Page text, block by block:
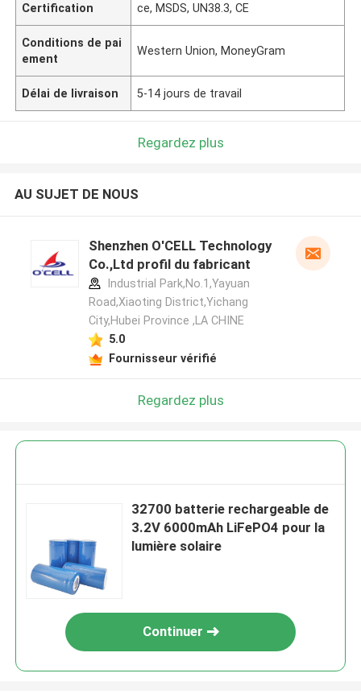
Certification ce, MSDS, UN38.3, CE
Conditions de pai
ement
Western Union, MoneyGram
Délai de livraison 5-14 jours de travail
Regardez plus
AU SUJET DE NOUS
Shenzhen O'CELL Technology
Co.,Ltd profil du fabricant
Industrial Park,No.1,Yayuan
Road,Xiaoting District,Yichang
City,Hubei Province ,LA CHINE
5.0
Fournisseur vérifié
Regardez plus
32700 batterie rechargeable de
3.2V 6000mAh LiFePO4 pour la
lumière solaire
Continuer